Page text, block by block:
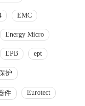
EMC
Energy Micro
EPB ept
护
件 Eurotect